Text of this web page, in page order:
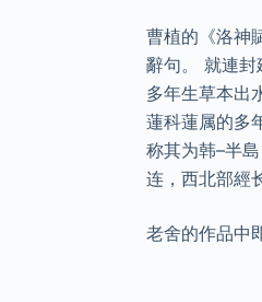
曹植的《洛神
辭句。 就連封
多年生草本出
蓮科蓮属的多
称其为韩–半
连，西北部經
老舍的作品中